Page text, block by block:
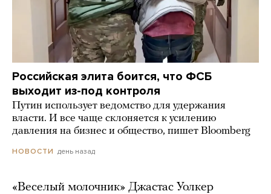
Российская элита боится, что ФСБ
выходит из-под контроля
Путин использует ведомство для удержания
власти. И все чаще склоняется к усилению
давления на бизнес и общество, пишет Bloomberg
НОВОСТИ день назад
«Веселый молочник» Джастас Уолкер